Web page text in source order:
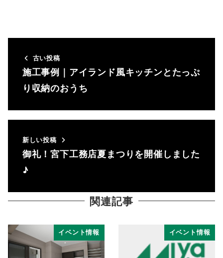
古い投稿
施工事例｜アイランド風キッチンとたっぷ
り収納のおうち
新しい投稿
御礼！宮下工務店夏まつりを開催しました
♪
関連記事
イベント情報 イベント情報